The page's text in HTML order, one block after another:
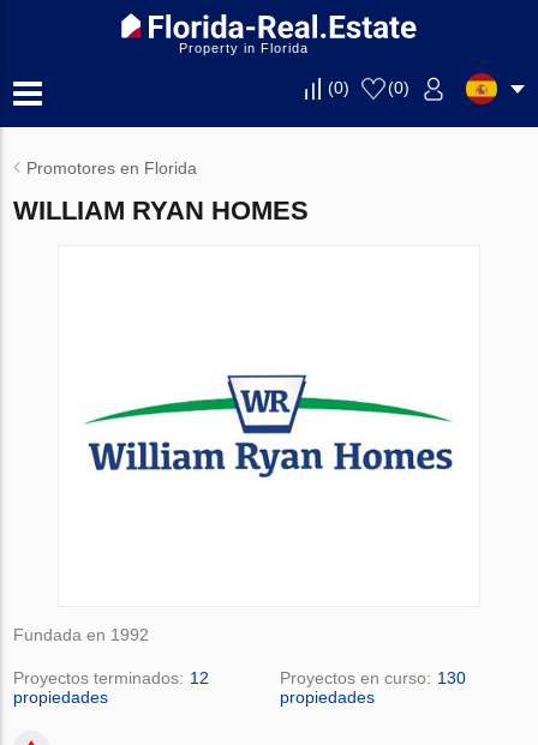
Property in Florida
(0) (0)
Promotores en Florida
WILLIAM RYAN HOMES
Fundada en 1992
Proyectos terminados: 12
propiedades
Proyectos en curso: 130
propiedades